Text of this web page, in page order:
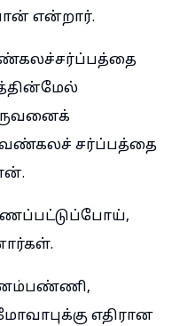
என்றார்.
சர்ப்பத்தை
எதிரான